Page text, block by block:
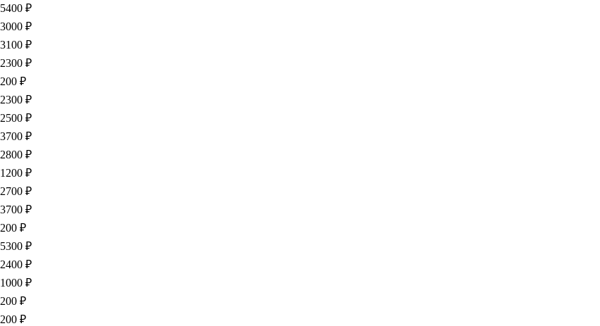
5400 ₽
3000 ₽
3100 ₽
2300 ₽
200 ₽
2300 ₽
2500 ₽
3700 ₽
2800 ₽
1200 ₽
2700 ₽
3700 ₽
200 ₽
5300 ₽
2400 ₽
1000 ₽
200 ₽
200 ₽